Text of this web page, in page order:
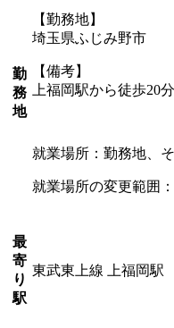
勤
務
地
【勤務地】
埼玉県ふじみ野市
【備考】
上福岡駅から徒歩20分
就業場所：勤務地、
就業場所の変更範囲
最
寄
り
駅
東武東上線 上福岡駅